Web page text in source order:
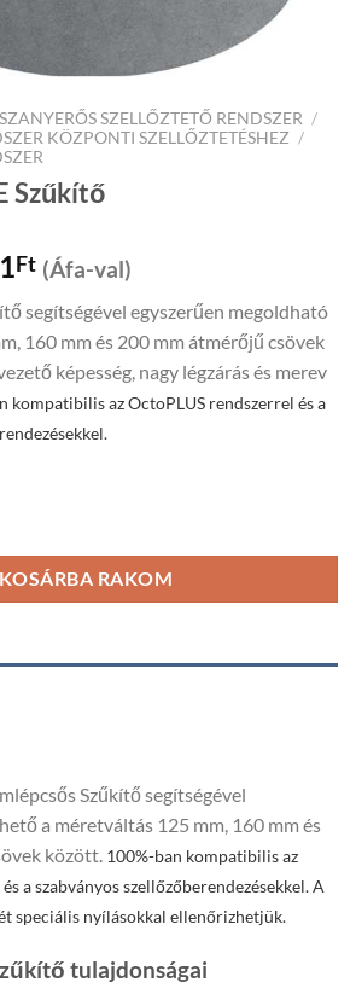
SZELLŐZTETŐ RENDSZER /
KÖZPONTI SZELLŐZTETÉSHEZ /
Szűkítő
FtCurrent
is:
5
331Ft.
(Áfa-val)
segítségével egyszerűen megoldható
160 mm és 200 mm átmérőjű csövek
képesség, nagy légzárás és merev
kompatibilis az OctoPLUS rendszerrel és a
KOSÁRBA RAKOM
Szűkítő segítségével
a méretváltás 125 mm, 160 mm és
között. 100%-ban kompatibilis az
a szabványos szellőzőberendezésekkel. A
speciális nyílásokkal ellenőrizhetjük.
tulajdonságai